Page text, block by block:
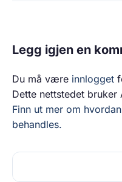
Legg igjen en
Du må være innlogget
Dette nettstedet bruker
Finn ut mer om
behandles.